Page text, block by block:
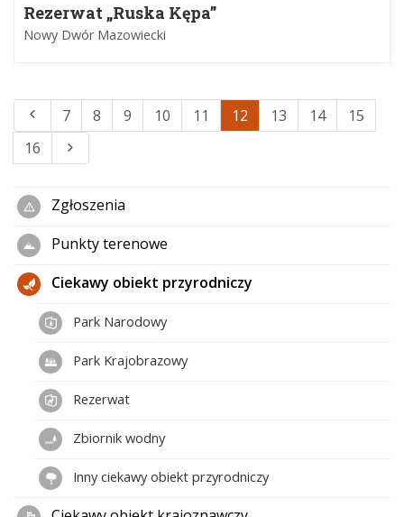
Rezerwat „Ruska Kępa”
Nowy Dwór Mazowiecki
7 8 9 10 11 12 13 14
15
16
Zgłoszenia
Punkty terenowe
Ciekawy obiekt przyrodniczy
Park Narodowy
Park Krajobrazowy
Rezerwat
Zbiornik wodny
Inny ciekawy obiekt przyrodniczy